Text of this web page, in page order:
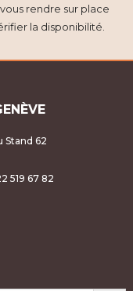
rendre sur place
la disponibilité.
Stand 62
519 67 82